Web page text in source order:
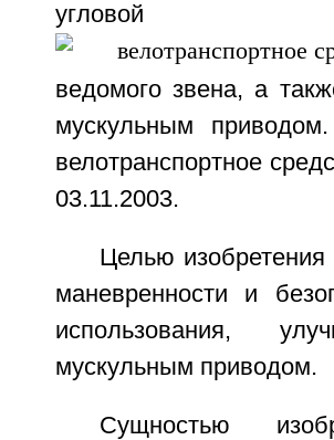
ведомого звена, а
мускульным
велотранспортное
03.11.2003.
Целью
маневренности и
использования,
мускульным приводом.
Сущностью